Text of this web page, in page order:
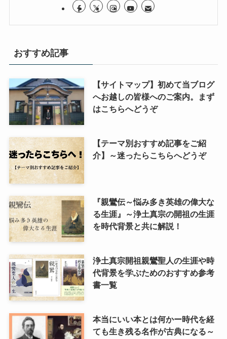
おすすめ記事
【サイトマップ】初めて当ブログ
へお越しの皆様へのご案内。まず
はこちらへどうぞ
【テーマ別おすすめ記事をご紹
介】～迷ったらこちらへどうぞ
『親鸞伝～悩み多き英雄の偉大な
る生涯』～浄土真宗の開祖の生涯
を時代背景と共に解説！
浄土真宗開祖親鸞聖人の生涯や時
代背景を学ぶためのおすすめ参考
書一覧
本当にいい本とは何かー時代を経
ても生き残る名作が古典になる～